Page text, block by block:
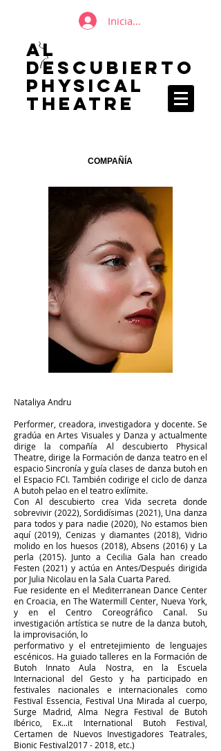
Iniciar sesión
AL
DESCUBIERTO
Physical
Theatre
COMPAÑÍA
Nataliya Andru
Performer, creadora, investigadora y docente. Se
gradúa en Artes Visuales y Danza y actualmente
dirige la compañía Al descubierto Physical
Theatre, dirige la Formación de danza teatro en el
espacio Sincronía y guía clases de danza butoh en
el Espacio FCI. También codirige el ciclo de danza
A butoh pelao en el teatro exlímite.
Con Al descubierto crea Vida secreta donde
sobrevivir (2022), Sordidísimas (2021), Una danza
para todos y para nadie (2020), No estamos bien
aquí (2019), Cenizas y diamantes (2018), Vidrio
molido en los huesos (2018), Absens (2016) y La
perla (2015). Junto a Cecilia Gala han creado
Festen (2021) y actúa en Antes/Después dirigida
por Julia Nicolau en la Sala Cuarta Pared.
Fue residente en el Mediterranean Dance Center
en Croacia, en The Watermill Center, Nueva York,
y en el Centro Coreográfico Canal. Su
investigación artística se nutre de la danza butoh,
la improvisación, lo
performativo y el entretejimiento de lenguajes
escénicos. Ha guiado talleres en la Formación de
Butoh Innato Aula Nostra, en la Escuela
Internacional del Gesto y ha participado en
festivales nacionales e internacionales como
Festival Essencia, Festival Una Mirada al cuerpo,
Surge Madrid, Alma Negra Festival de Butoh
Ibérico, Ex...it International Butoh Festival,
Certamen de Nuevos Investigadores Teatrales,
Bionic Festival2017 - 2018, etc.)